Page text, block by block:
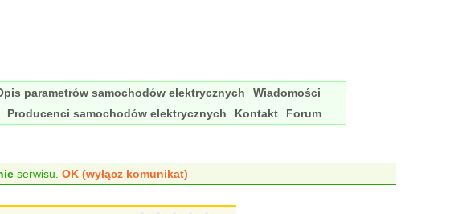
parametrów samochodów elektrycznych
Wiadomości
Producenci samochodów elektrycznych Kontakt Forum
serwisu. OK (wyłącz komunikat)